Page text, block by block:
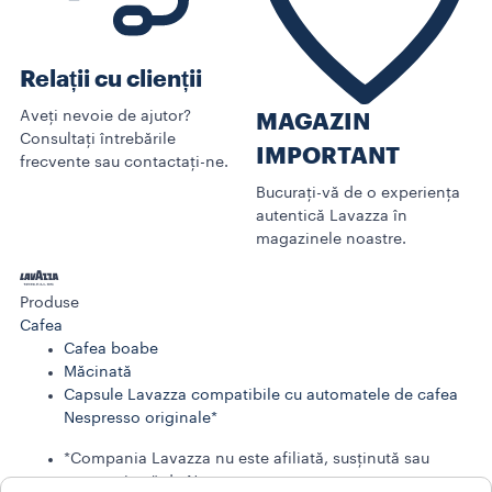
Relații cu clienții
Aveți nevoie de ajutor?
Consultați întrebările
frecvente sau contactați-ne.
MAGAZIN
IMPORTANT
Bucurați-vă de o experiența
autentică Lavazza în
magazinele noastre.
Produse
Cafea
Cafea boabe
Măcinată
Capsule Lavazza compatibile cu automatele de cafea
Nespresso originale*
*Compania Lavazza nu este afiliată, susținută sau
sponsorizată de Nespresso